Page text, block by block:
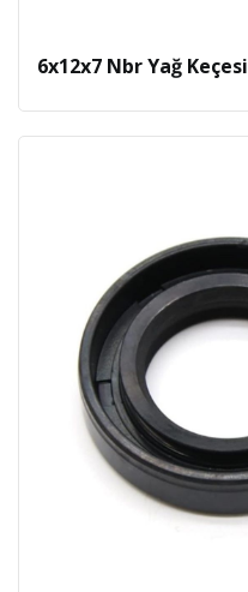
6x12x7 Nbr Yağ Keçesi